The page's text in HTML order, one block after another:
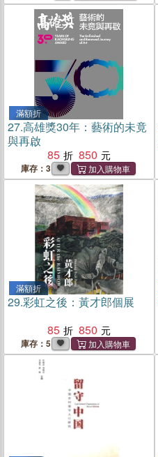
滿額折
27.高雄獎30年：藝術的未竟
與再啟
85
850
庫存：3
滿額折
29.彩虹之後：黃才郎個展
85
850
庫存：5